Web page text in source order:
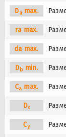
Damax.
ra max.
da max.
Dbmin.
Ca max.
Dx
Cy